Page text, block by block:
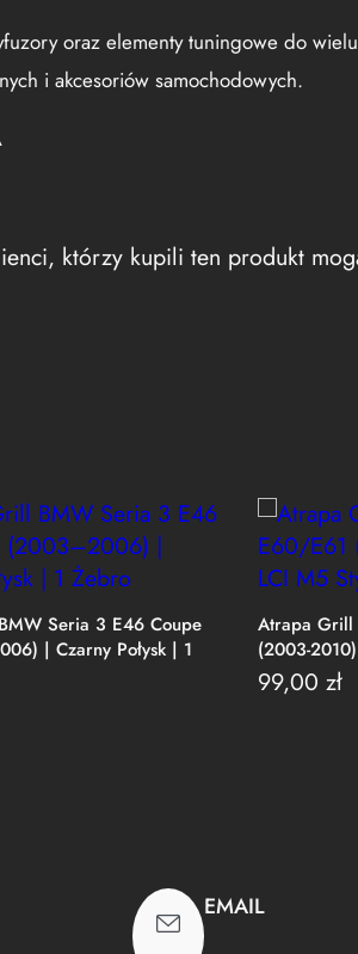
oraz elementy tuningowe do
i akcesoriów samochodowych.
którzy kupili ten produkt
Seria 3 E46 Coupe
| Czarny Połysk | 1
Atrapa
(2003-
99,00 zł
EMAIL